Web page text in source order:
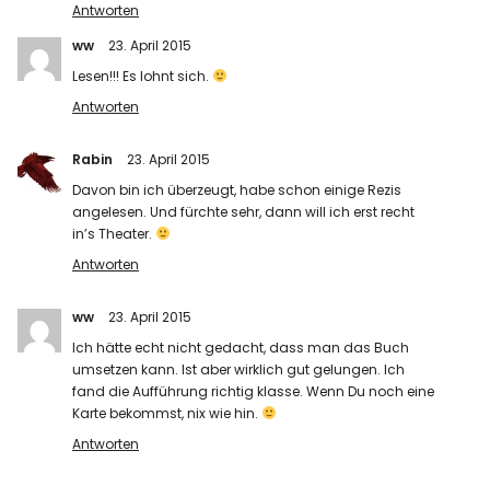
Antworten
ww
23. April 2015
Lesen!!! Es lohnt sich.
Antworten
Rabin
23. April 2015
Davon bin ich überzeugt, habe schon einige Rezis
angelesen. Und fürchte sehr, dann will ich erst recht
in’s Theater.
Antworten
ww
23. April 2015
Ich hätte echt nicht gedacht, dass man das Buch
umsetzen kann. Ist aber wirklich gut gelungen. Ich
fand die Aufführung richtig klasse. Wenn Du noch eine
Karte bekommst, nix wie hin.
Antworten